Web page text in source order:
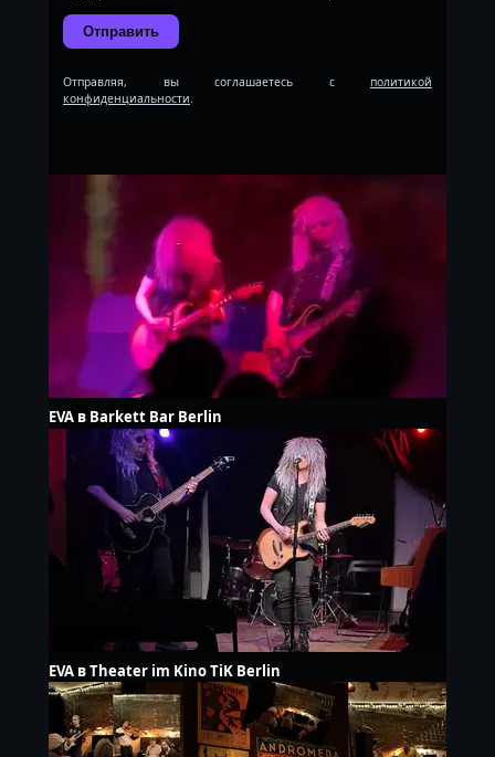
Отправить
Отправляя, вы соглашаетесь с политикой
конфиденциальности
EVA в Barkett Bar Berlin
EVA в Theater im Kino TiK Berlin